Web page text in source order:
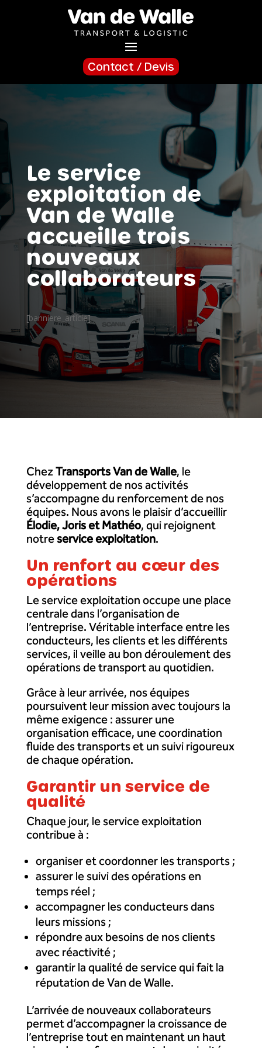
Contact / Devis
Le service
exploitation de
Van de Walle
accueille trois
nouveaux
collaborateurs
[banniere_article]
ChezTransports Van de Walle, le
développement de nos activités
s’accompagne du renforcement de nos
équipes. Nous avons le plaisir d’accueillir
Élodie, Joris et Mathéo, qui rejoignent
notreservice exploitation.
Un renfort au cœur des
opérations
Le service exploitation occupe une place
centrale dans l’organisation de
l’entreprise. Véritable interface entre les
conducteurs, les clients et les différents
services, il veille au bon déroulement des
opérations de transport au quotidien.
Grâce à leur arrivée, nos équipes
poursuivent leur mission avec toujours la
même exigence : assurer une
organisation efficace, une coordination
fluide des transports et un suivi rigoureux
de chaque opération.
Garantir un service de
qualité
Chaque jour, le service exploitation
contribue à :
organiser et coordonner les transports ;
assurer le suivi des opérations en
temps réel ;
accompagner les conducteurs dans
leurs missions ;
répondre aux besoins de nos clients
avec réactivité ;
garantir la qualité de service qui fait la
réputation de Van de Walle.
L’arrivée de nouveaux collaborateurs
permet d’accompagner la croissance de
l’entreprise tout en maintenant un haut